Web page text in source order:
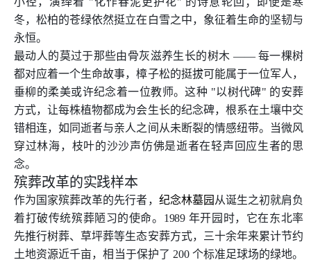
冬，松柏的苍绿依然挺立在白雪之中，象征着生命的坚韧与
永恒。
最动人的莫过于那些由骨灰滋养生长的树木 —— 每一棵树
都对应着一个生命故事，樟子松的挺拔可能属于一位军人，
垂柳的柔美或许纪念着一位教师。这种 "以树代碑" 的安葬
方式，让每株植物都成为会生长的纪念碑，根系在土壤中交
错相连，如同逝者与亲人之间从未断裂的情感纽带。当微风
穿过林海，枝叶的沙沙声仿佛是逝者在轻声回应生者的思
念。
殡葬改革的实践样本
作为国家殡葬改革的先行者， 纪念林墓园 从诞生之初就肩负
着打破传统殡葬陋习的使命。1989 年开园时，它在东北率
先推行树葬、草坪葬等生态安葬方式，三十余年来累计节约
土地资源近千亩，相当于保护了 200 个标准足球场的绿地。